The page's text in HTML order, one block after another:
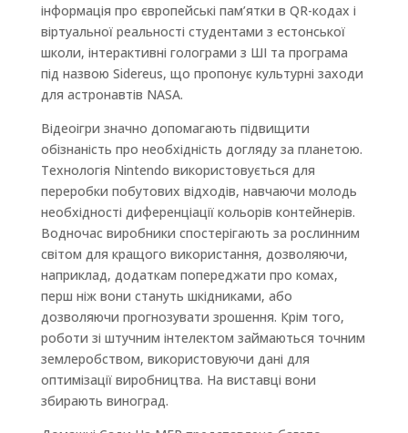
інформація про європейські пам’ятки в QR-кодах і
віртуальної реальності студентами з естонської
школи, інтерактивні голограми з ШІ та програма
під назвою Sidereus, що пропонує культурні заходи
для астронавтів NASA.
Відеоігри значно допомагають підвищити
обізнаність про необхідність догляду за планетою.
Технологія Nintendo використовується для
переробки побутових відходів, навчаючи молодь
необхідності диференціації кольорів контейнерів.
Водночас виробники спостерігають за рослинним
світом для кращого використання, дозволяючи,
наприклад, додаткам попереджати про комах,
перш ніж вони стануть шкідниками, або
дозволяючи прогнозувати зрошення. Крім того,
роботи зі штучним інтелектом займаються точним
землеробством, використовуючи дані для
оптимізації виробництва. На виставці вони
збирають виноград.